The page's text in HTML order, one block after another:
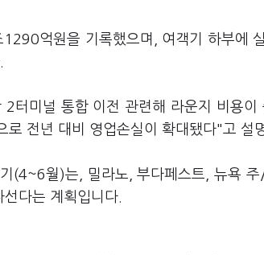
억원을 기록했으며, 여객기 하부에
터미널 통합 이전 관련해 라운지 비용이
전년 대비 영업손실이 확대됐다"고 설
(4~6월)는, 밀라노, 부다페스트, 뉴욕
다는 계획입니다.